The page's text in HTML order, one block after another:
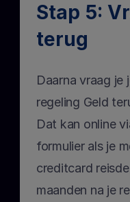
Stap 5:
terug
Daarna vraag je
regeling Geld
Dat kan online
formulier als je
creditcard
maanden na je